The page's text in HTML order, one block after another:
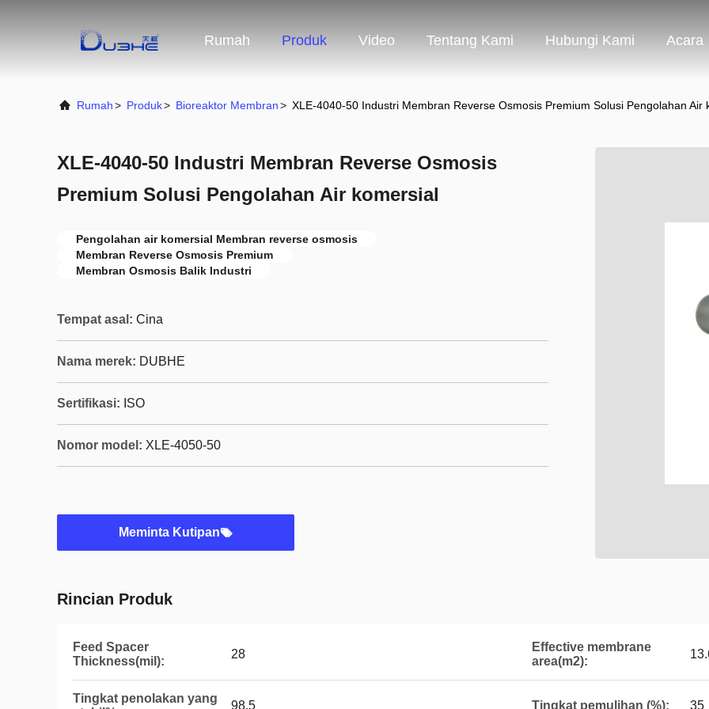
Rumah Produk Video Tentang Kami Hubungi Kami Acara
Rumah> Produk> Bioreaktor Membran> XLE-4040-50 Industri Membran Reverse Osmosis Premium Solusi Pengolahan Air
XLE-4040-50 Industri Membran Reverse Osmosis
Premium Solusi Pengolahan Air komersial
Pengolahan air komersial Membran reverse osmosis
Membran Reverse Osmosis Premium
Membran Osmosis Balik Industri
Tempat asal: Cina
Nama merek: DUBHE
Sertifikasi: ISO
Nomor model: XLE-4050-50
Meminta Kutipan
Rincian Produk
Feed Spacer
Thickness(mil):
28
Effective membrane
area(m2):
Tingkat penolakan yang
98.5 Tingkat pemulihan (%): 35